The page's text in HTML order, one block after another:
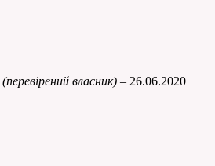
(перевірений власник) – 26.06.2020